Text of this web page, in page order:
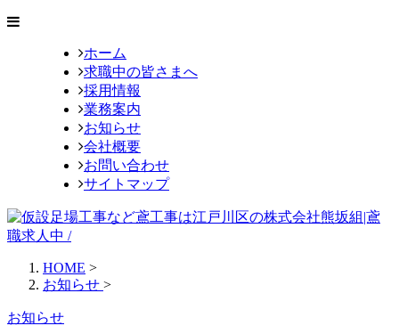
ホーム
求職中の皆さまへ
採用情報
業務案内
お知らせ
会社概要
お問い合わせ
サイトマップ
HOME >
お知らせ >
お知らせ